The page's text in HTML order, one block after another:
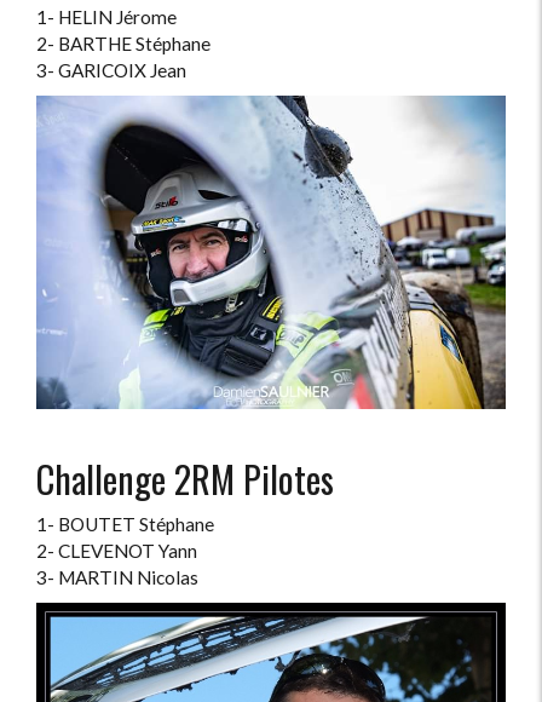
1- HELIN Jérome
2- BARTHE Stéphane
3- GARICOIX Jean
Challenge 2RM Pilotes
1- BOUTET Stéphane
2- CLEVENOT Yann
3- MARTIN Nicolas